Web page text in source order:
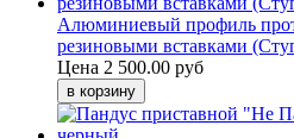
Алюминиевый профиль
резиновыми вставками
Цена 2 500.00 руб